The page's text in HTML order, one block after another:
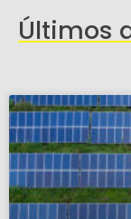
Últimos